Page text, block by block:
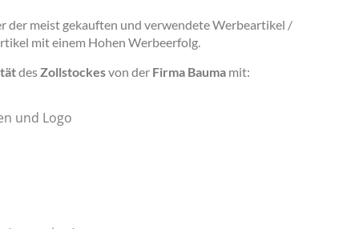
der meist gekauften und verwendete Werbeartikel /
mit einem Hohen Werbeerfolg.
des Zollstockesvon der Firma Bauma mit:
und Logo